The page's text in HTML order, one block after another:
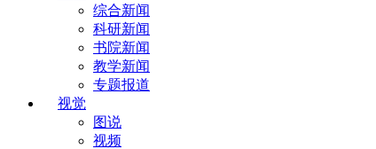
综合新闻
科研新闻
书院新闻
教学新闻
专题报道
视觉
图说
视频